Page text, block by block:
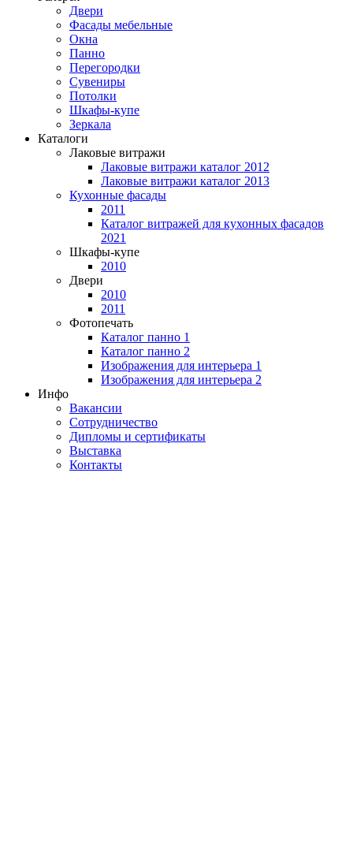
Двери
Фасады мебельные
Окна
Панно
Перегородки
Сувениры
Потолки
Шкафы-купе
Зеркала
Каталоги
Лаковые витражи
Лаковые витражи каталог 2012
Лаковые витражи каталог 2013
Кухонные фасады
2011
Каталог витражей для кухонных фасадов
2021
Шкафы-купе
2010
Двери
2010
2011
Фотопечать
Каталог панно 1
Каталог панно 2
Изображения для интерьера 1
Изображения для интерьера 2
Инфо
Вакансии
Сотрудничество
Дипломы и сертификаты
Выставка
Контакты